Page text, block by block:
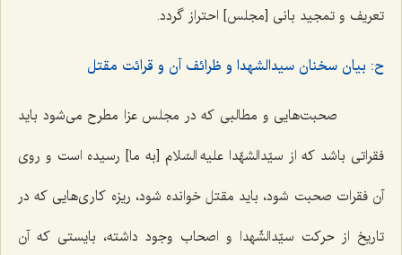
تعریف و تمجید بانی [مجلس] احتراز گردد.
ح: بیان سخنان سیدالشهدا و ظرائف آن و قرائت مقتل
صحبت‌هایی و مطالبی که در مجلس عزا مطرح می‌شود باید
فقراتی باشد که از سیّدالشهّدا علیه السّلام [به ما] رسیده است و روی
آن فقرات صحبت شود، باید مقتل خوانده شود، ریزه کاری‌هایی که در
تاریخ از حرکت سیّدالشّهدا و اصحاب وجود داشته، بایستی که آن